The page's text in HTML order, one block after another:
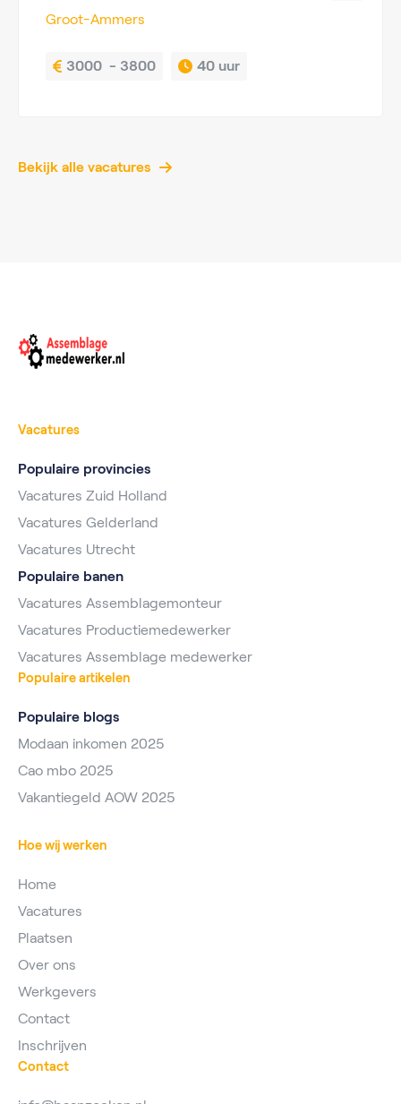
Groot-Ammers
3000  - 3800 40 uur
Bekijk alle vacatures
Vacatures
Populaire provincies
Vacatures Zuid Holland
Vacatures Gelderland
Vacatures Utrecht
Populaire banen
Vacatures Assemblagemonteur
Vacatures Productiemedewerker
Vacatures Assemblage medewerker
Populaire artikelen
Populaire blogs
Modaan inkomen 2025
Cao mbo 2025
Vakantiegeld AOW 2025
Hoe wij werken
Home
Vacatures
Plaatsen
Over ons
Werkgevers
Contact
Inschrijven
Contact